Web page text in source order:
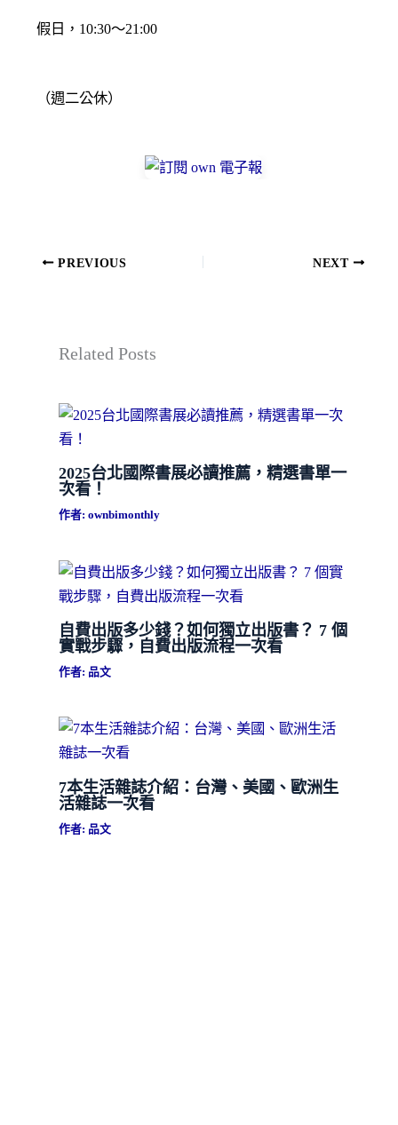
假日，10:30～21:00
（週二公休）
PREVIOUS NEXT
Related Posts
2025台北國際書展必讀推薦，精選書單一
次看！
作者:ownbimonthly
自費出版多少錢？如何獨立出版書？ 7 個
實戰步驟，自費出版流程一次看
作者: 品文
7本生活雜誌介紹：台灣、美國、歐洲生
活雜誌一次看
作者: 品文